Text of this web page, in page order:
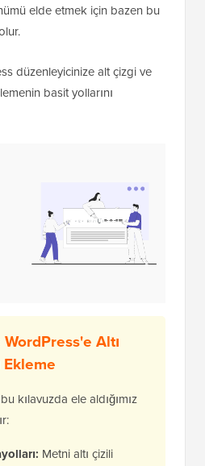
elde etmek için bazen bu
düzenleyicinize alt çizgi ve
basit yollarını
WordPress'e Altı
kılavuzda ele aldığımız
Metni altı çizili